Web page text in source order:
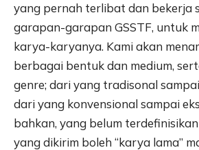
yang pernah terlibat dan bekerja
garapan-garapan GSSTF, untuk
karya-karyanya. Kami akan
berbagai bentuk dan medium,
genre; dari yang tradisonal
dari yang konvensional sampai
bahkan, yang belum
yang dikirim boleh “karya lama”